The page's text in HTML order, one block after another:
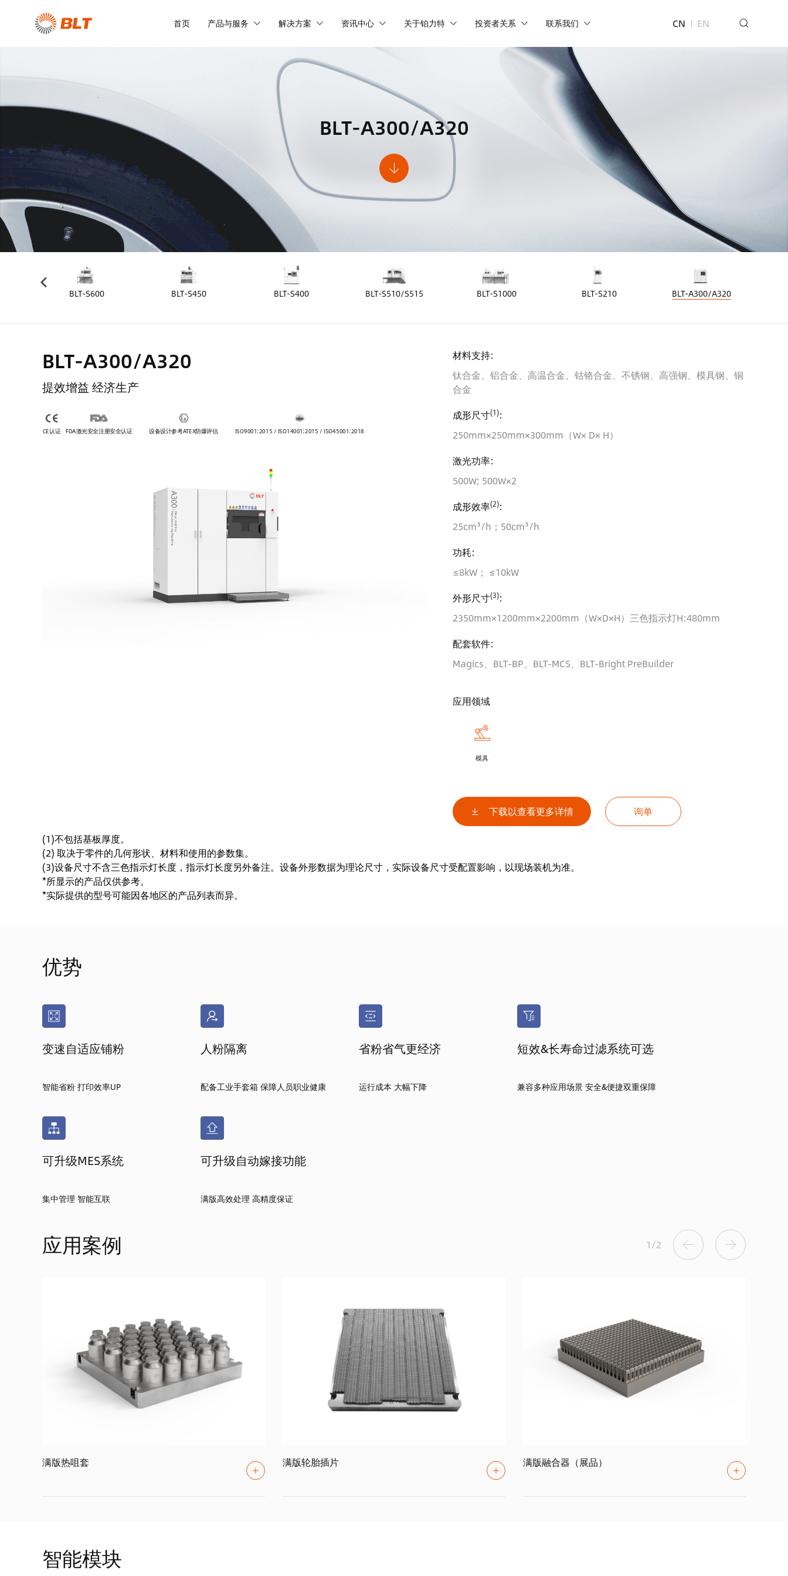
首页 产品与服务 解决方案 资讯中心 关于铂力特 投资者关系 联系我们 CN EN
BLT-A300/A320
BLT-S600 BLT-S450 BLT-S400 BLT-S510/S515 BLT-S1000 BLT-S210 BLT-A300/A320
BLT-A300/A320
提效增益 经济生产
CE认证 FDA激光安全注册安全认证 设备设计参考ATEX防爆评估 ISO9001:2015 / ISO14001:2015 / ISO45001:2018
材料支持:
钛合金、铝合金、高温合金、钴铬合金、不锈钢、高强钢、模具钢、铜
合金
成形尺寸(1):
250mm×250mm×300mm（W× D× H）
激光功率:
500W; 500W×2
成形效率(2):
25cm³/h；50cm³/h
功耗:
≤8kW； ≤10kW
外形尺寸(3):
2350mm×1200mm×2200mm（W×D×H）三色指示灯H:480mm
配套软件:
Magics、BLT-BP、BLT-MCS、BLT-Bright PreBuilder
应用领域
模具
下载以查看更多详情
询单
(1)不包括基板厚度。
(2) 取决于零件的几何形状、材料和使用的参数集。
(3)设备尺寸不含三色指示灯长度，指示灯长度另外备注。设备外形数据为理论尺寸，实际设备尺寸受配置影响，以现场装机为准。
*所显示的产品仅供参考。
*实际提供的型号可能因各地区的产品列表而异。
优势
变速自适应铺粉
智能省粉 打印效率UP
人粉隔离
配备工业手套箱 保障人员职业健康
省粉省气更经济
运行成本 大幅下降
短效&长寿命过滤系统可选
兼容多种应用场景 安全&便捷双重保障
可升级MES系统
集中管理 智能互联
可升级自动嫁接功能
满版高效处理 高精度保证
应用案例 1/2
满版热咀套 满版轮胎插片 满版融合器（展品）
智能模块